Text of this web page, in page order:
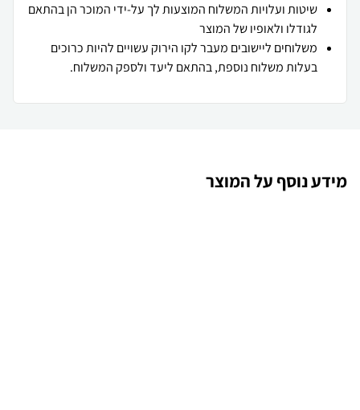
שיטות ועלויות המשלוח המוצעות לך על-ידי המוכר הן בהתאם
לגודלו ולאופיו של המוצר
משלוחים ליישובים מעבר לקו הירוק עשויים להיות כרוכים
בעלות משלוח נוספת, בהתאם ליעד ולספק המשלוח.
מידע נוסף על המוצר